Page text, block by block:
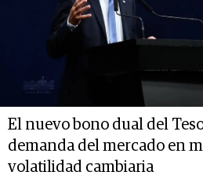
El nuevo bono dual del
demanda del mercado en
volatilidad cambiaria